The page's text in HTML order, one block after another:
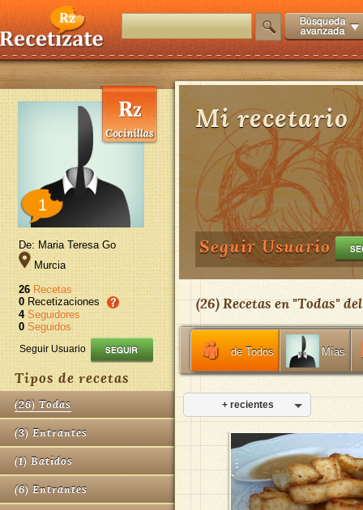
1
De: Maria Teresa Go
Murcia
26 Recetas
0 Recetizaciones
4 Seguidores
0 Seguidos
Seguir Usuario
Tipos de recetas
(26) Todas
(3) Entrantes
(1) Batidos
(6) Entrantes
Mi recetario
Seguir Usuario
(26) Recetas en "Todas"
de Todos Mías
+ recientes